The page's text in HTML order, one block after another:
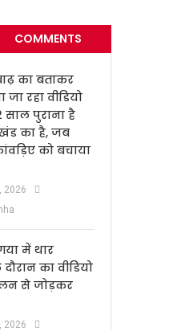
COMMENTS
का बताकर
रहा वीडियो
पुराना है
का है, जब
को बचाया
2026
में थार
का वीडियो
से जोड़कर
2026